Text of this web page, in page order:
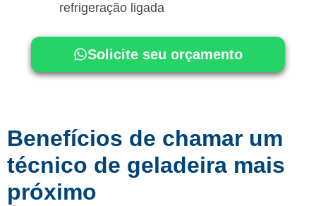
refrigeração ligada
Solicite seu orçamento
Benefícios de chamar um
técnico de geladeira mais
próximo